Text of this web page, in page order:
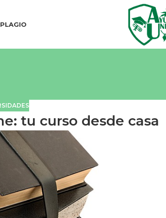
tu curso desde casa